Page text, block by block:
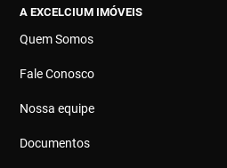
A EXCELCIUM IMÓVEIS
Quem Somos
Fale Conosco
Nossa equipe
Documentos